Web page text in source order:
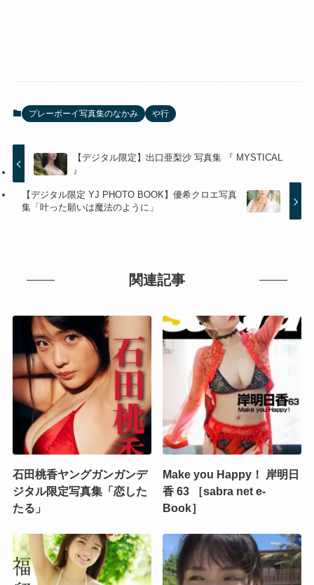
プレーボーイ写真集のなかみ や行
【デジタル限定】出口亜梨沙 写真集 『 MYSTICAL
』
【デジタル限定 YJ PHOTO BOOK】優希クロエ写真
集「叶った願いは魔法のように」
関連記事
石田桃香ヤングガンガンデ
ジタル限定写真集「恋した
たる」
Make you Happy！ 岸明日
香 63 ［sabra net e-
Book］